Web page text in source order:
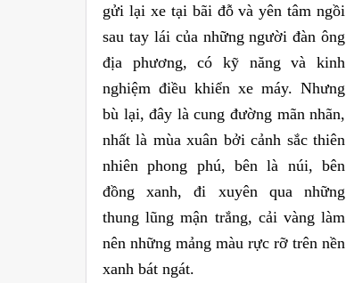
gửi lại xe tại bãi đỗ và yên tâm ngồi
sau tay lái của những người đàn ông
địa phương, có kỹ năng và kinh
nghiệm điều khiển xe máy.Nhưng
bù lại, đây là cung đường mãn nhãn,
nhất là mùa xuân bởi cảnh sắc thiên
nhiên phong phú, bên là núi, bên
đồng xanh, đi xuyên qua những
thung lũng mận trắng, cải vàng làm
nên những mảng màu rực rỡ trên nền
xanh bát ngát.